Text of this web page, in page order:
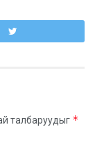
эрхтэн
суулгах мэс
аргазүйн
гэрээнд
талбаруудыг *